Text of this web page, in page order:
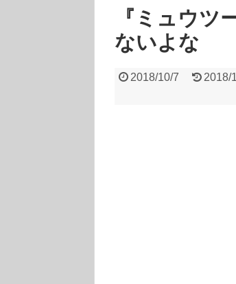
『ミュウツ
ないよな
2018/10/7 2018/